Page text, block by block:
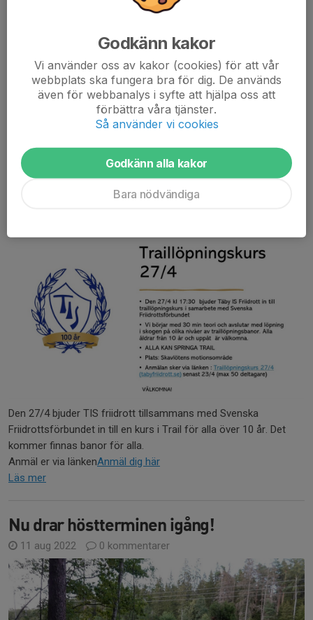
Terminsstart Täby IS löpargrupp
Vi välkomnar nya och gamla medlemmar. Vi träffas måndagar
med start den 21 augusti vid Ensta krog klockan 18.30 och håller
på till ca 20.00. Måndagspassen är uppbyggda med
Läs mer
Traillöparkurs 27/4
Den 27/4 bjuder TIS friidrott tillsammans med Svenska
Friidrottsförbundet in till en kurs i Trail för alla över 10 år. Det
kommer finnas banor för alla.
Anmäl er via länkenAnmäl dig här
Läs mer
Nu drar höstterminen igång!
11 aug 2022 0 kommentarer
Godkänn kakor
Vi använder oss av kakor (cookies) för att vår
webbplats ska fungera bra för dig. De används
även för webbanalys i syfte att hjälpa oss att
förbättra våra tjänster.
Så använder vi cookies
Godkänn alla kakor
Bara nödvändiga